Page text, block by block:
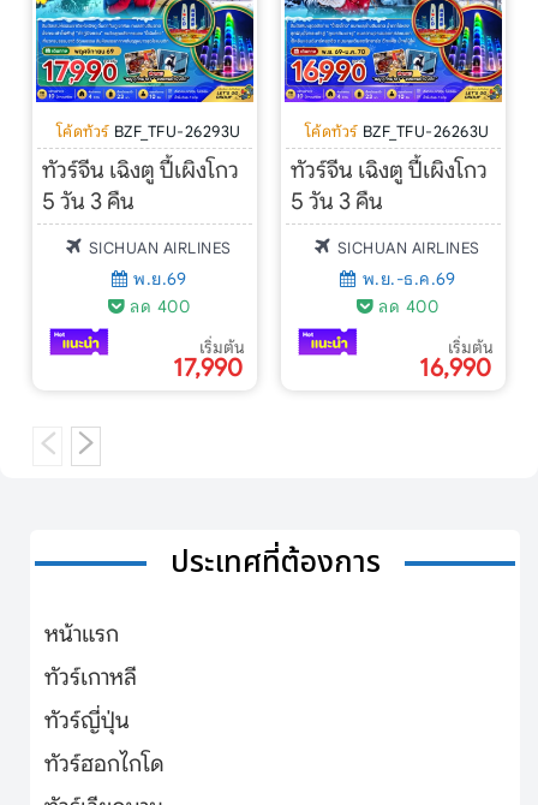
โค้ดทัวร์ BZF_TFU-26293U
ทัวร์จีน เฉิงตู ปี้เผิงโกว
5 วัน 3 คืน
SICHUAN AIRLINES
พ.ย.69
ลด 400
เริ่มต้น
17,990
โค้ดทัวร์ BZF_TFU-26263U
ทัวร์จีน เฉิงตู ปี้เผิงโกว
5 วัน 3 คืน
SICHUAN AIRLINES
พ.ย.-ธ.ค.69
ลด 400
เริ่มต้น
16,990
ประเทศที่ต้องการ
หน้าแรก
ทัวร์เกาหลี
ทัวร์ญี่ปุ่น
ทัวร์ฮอกไกโด